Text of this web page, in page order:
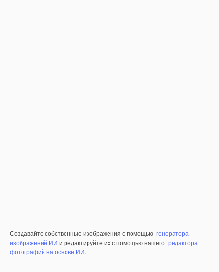
Создавайте собственные изображения с помощью генератора
изображений ИИ и редактируйте их с помощью нашего редактора
фотографий на основе ИИ.